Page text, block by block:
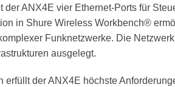
der ANX4E vier Ethernet-Ports für
in Shure Wireless Workbench®
Funknetzwerke. Die
ausgelegt.
erfüllt der ANX4E höchste